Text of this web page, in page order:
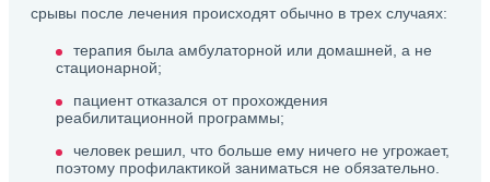
срывы после лечения происходят обычно в трех случаях:
терапия была амбулаторной или домашней, а не
стационарной;
пациент отказался от прохождения
реабилитационной программы;
человек решил, что больше ему ничего не угрожает,
поэтому профилактикой заниматься не обязательно.